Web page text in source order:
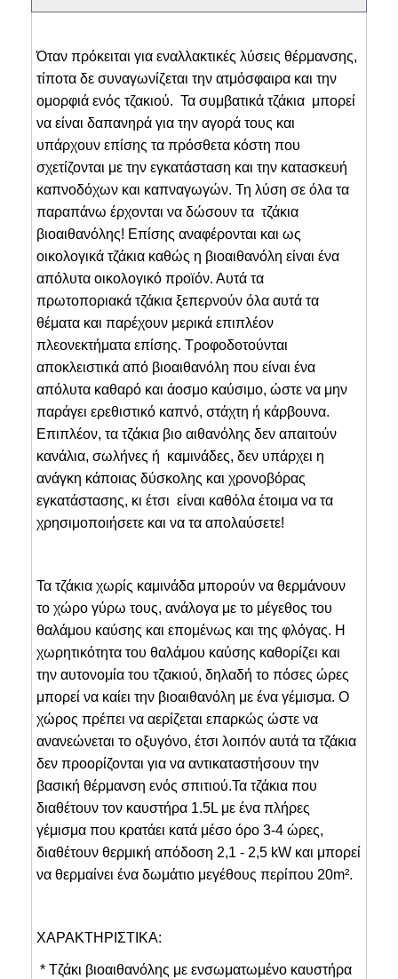
Όταν πρόκειται για εναλλακτικές λύσεις θέρμανσης,
τίποτα δε συναγωνίζεται την ατμόσφαιρα και την
ομορφιά ενός τζακιού. Τα συμβατικά τζάκια μπορεί
να είναι δαπανηρά για την αγορά τους και
υπάρχουν επίσης τα πρόσθετα κόστη που
σχετίζονται με την εγκατάσταση και την κατασκευή
καπνοδόχων και καπναγωγών. Τη λύση σε όλα τα
παραπάνω έρχονται να δώσουν τα τζάκια
βιοαιθανόλης! Επίσης αναφέρονται και ως
οικολογικά τζάκια καθώς η βιοαιθανόλη είναι ένα
απόλυτα οικολογικό προϊόν. Αυτά τα
πρωτοποριακά τζάκια ξεπερνούν όλα αυτά τα
θέματα και παρέχουν μερικά επιπλέον
πλεονεκτήματα επίσης. Τροφοδοτούνται
αποκλειστικά από βιοαιθανόλη που είναι ένα
απόλυτα καθαρό και άοσμο καύσιμο, ώστε να μην
παράγει ερεθιστικό καπνό, στάχτη ή κάρβουνα.
Επιπλέον, τα τζάκια βιο αιθανόλης δεν απαιτούν
κανάλια, σωλήνες ή καμινάδες, δεν υπάρχει η
ανάγκη κάποιας δύσκολης και χρονοβόρας
εγκατάστασης, κι έτσι είναι καθόλα έτοιμα να τα
χρησιμοποιήσετε και να τα απολαύσετε!
Τα τζάκια χωρίς καμινάδα μπορούν να θερμάνουν
το χώρο γύρω τους, ανάλογα με το μέγεθος του
θαλάμου καύσης και επομένως και της φλόγας. Η
χωρητικότητα του θαλάμου καύσης καθορίζει και
την αυτονομία του τζακιού, δηλαδή το πόσες ώρες
μπορεί να καίει την βιοαιθανόλη με ένα γέμισμα. Ο
χώρος πρέπει να αερίζεται επαρκώς ώστε να
ανανεώνεται το οξυγόνο, έτσι λοιπόν αυτά τα τζάκια
δεν προορίζονται για να αντικαταστήσουν την
βασική θέρμανση ενός σπιτιού.Τα τζάκια που
διαθέτουν τον καυστήρα 1.5L με ένα πλήρες
γέμισμα που κρατάει κατά μέσο όρο 3-4 ώρες,
διαθέτουν θερμική απόδοση 2,1 - 2,5 kW και μπορεί
να θερμαίνει ένα δωμάτιο μεγέθους περίπου 20m².
XΑΡΑΚΤΗΡΙΣΤΙΚΑ:
* Τζάκι βιοαιθανόλης με ενσωματωμένο καυστήρα